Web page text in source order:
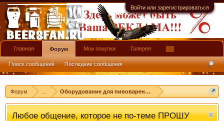
Войти или зарегистрироваться
Форум Оборудование для пивоварения [VIP]
ссылкой в соц сетях и в соц закладках. Тем
самым нас станет больше :) Спасибо!
Любое общение, которое не по-теме ПРОШУ
Главная Форум
Поиск сообщений Последние сообщения
Мои покупки Галерея